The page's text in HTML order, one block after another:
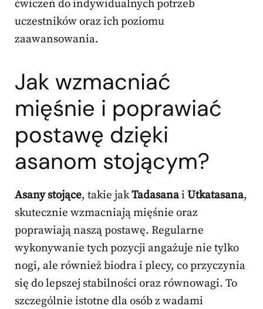
ćwiczeń do indywidualnych potrzeb
uczestników oraz ich poziomu
zaawansowania.
Jak wzmacniać
mięśnie i poprawiać
postawę dzięki
asanom stojącym?
Asany stojące, takie jakTadasanai Utkatasana,
skutecznie wzmacniają mięśnie oraz
poprawiają naszą postawę. Regularne
wykonywanie tych pozycji angażuje nie tylko
nogi, ale również biodra i plecy, co przyczynia
się do lepszej stabilności oraz równowagi. To
szczególnie istotne dla osób z wadami